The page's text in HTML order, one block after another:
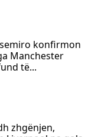
konfirmon
Manchester
të...
zhgënjen,